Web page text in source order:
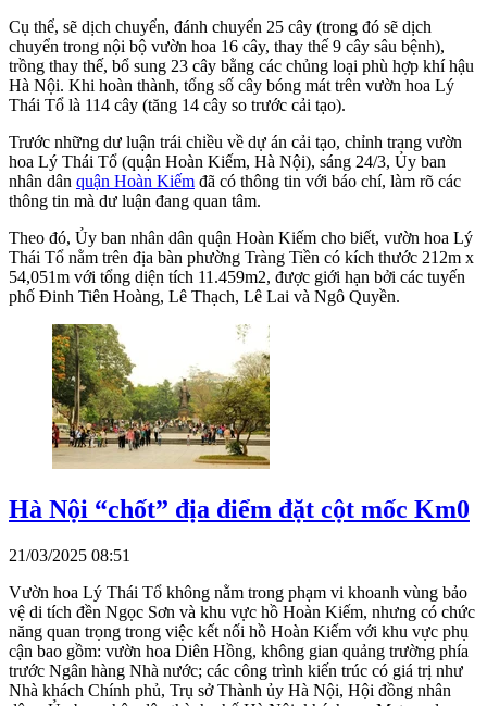
Cụ thể, sẽ dịch chuyển, đánh chuyển 25 cây (trong đó sẽ dịch
chuyển trong nội bộ vườn hoa 16 cây, thay thế 9 cây sâu bệnh),
trồng thay thế, bổ sung 23 cây bằng các chủng loại phù hợp khí hậu
Hà Nội. Khi hoàn thành, tổng số cây bóng mát trên vườn hoa Lý
Thái Tổ là 114 cây (tăng 14 cây so trước cải tạo).
Trước những dư luận trái chiều về dự án cải tạo, chỉnh trang vườn
hoa Lý Thái Tổ (quận Hoàn Kiếm, Hà Nội), sáng 24/3, Ủy ban
nhân dân quận Hoàn Kiếm đã có thông tin với báo chí, làm rõ các
thông tin mà dư luận đang quan tâm.
Theo đó, Ủy ban nhân dân quận Hoàn Kiếm cho biết, vườn hoa Lý
Thái Tổ nằm trên địa bàn phường Tràng Tiền có kích thước 212m x
54,051m với tổng diện tích 11.459m2, được giới hạn bởi các tuyến
phố Đinh Tiên Hoàng, Lê Thạch, Lê Lai và Ngô Quyền.
Hà Nội “chốt” địa điểm đặt cột mốc Km0
21/03/2025 08:51
Vườn hoa Lý Thái Tổ không nằm trong phạm vi khoanh vùng bảo
vệ di tích đền Ngọc Sơn và khu vực hồ Hoàn Kiếm, nhưng có chức
năng quan trọng trong việc kết nối hồ Hoàn Kiếm với khu vực phụ
cận bao gồm: vườn hoa Diên Hồng, không gian quảng trường phía
trước Ngân hàng Nhà nước; các công trình kiến trúc có giá trị như
Nhà khách Chính phủ, Trụ sở Thành ủy Hà Nội, Hội đồng nhân